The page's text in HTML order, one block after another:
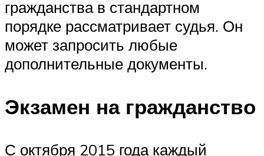
гражданства в стандартном
порядке рассматривает судья. Он
может запросить любые
дополнительные документы.
Экзамен на гражданство
С октября 2015 года каждый